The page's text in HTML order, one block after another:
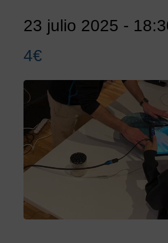
23 julio 2025 -
4€